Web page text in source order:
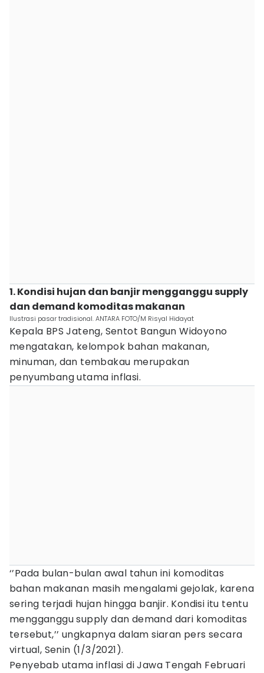
1. Kondisi hujan dan banjir mengganggu supply
dan demand komoditas makanan
Ilustrasi pasar tradisional. ANTARA FOTO/M Risyal Hidayat
Kepala BPS Jateng, Sentot Bangun Widoyono
mengatakan, kelompok bahan makanan,
minuman, dan tembakau merupakan
penyumbang utama inflasi.
‘’Pada bulan-bulan awal tahun ini komoditas
bahan makanan masih mengalami gejolak, karena
sering terjadi hujan hingga banjir. Kondisi itu tentu
mengganggu supply dan demand dari komoditas
tersebut,’’ ungkapnya dalam siaran pers secara
virtual, Senin (1/3/2021).
Penyebab utama inflasi di Jawa Tengah Februari